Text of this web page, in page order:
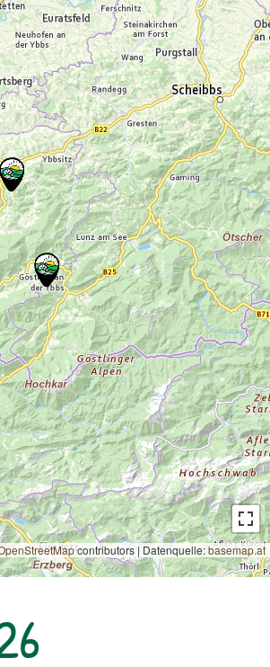
contributors | Datenquelle:basemap.at